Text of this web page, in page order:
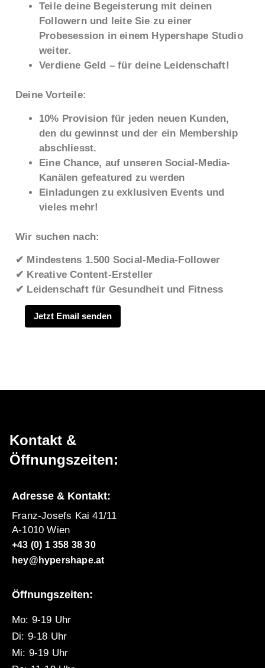
Teile deine Begeisterung mit deinen
Followern und leite Sie zu einer
Probesession in einem Hypershape Studio
weiter.
Verdiene Geld – für deine Leidenschaft!
Deine Vorteile:
10% Provision für jeden neuen Kunden,
den du gewinnst und der ein Membership
abschliesst.
Eine Chance, auf unseren Social-Media-
Kanälen gefeatured zu werden
Einladungen zu exklusiven Events und
vieles mehr!
Wir suchen nach:
✔ Mindestens 1.500 Social-Media-Follower
✔ Kreative Content-Ersteller
✔ Leidenschaft für Gesundheit und Fitness
Jetzt Email senden
Kontakt &
Öffnungszeiten:
Adresse & Kontakt:
Franz-Josefs Kai 41/11
A-1010 Wien
+43 (0) 1 358 38 30
hey@hypershape.at
Öffnungszeiten:
Mo: 9-19 Uhr
Di: 9-18 Uhr
Mi: 9-19 Uhr